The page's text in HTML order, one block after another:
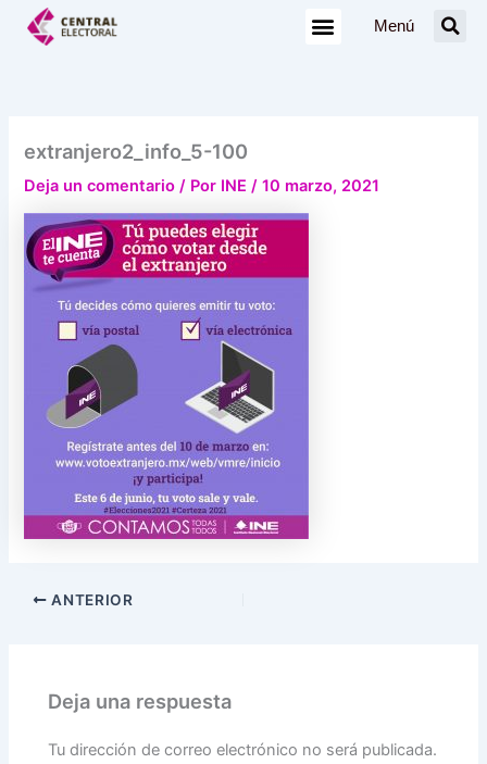
Menú
extranjero2_info_5-100
Deja un comentario / Por INE/10 marzo, 2021
ANTERIOR
Deja una respuesta
Tu dirección de correo electrónico no será publicada.